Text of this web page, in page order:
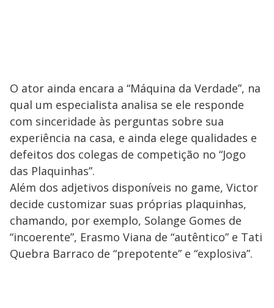
O ator ainda encara a “Máquina da Verdade”, na
qual um especialista analisa se ele responde
com sinceridade às perguntas sobre sua
experiência na casa, e ainda elege qualidades e
defeitos dos colegas de competição no “Jogo
das Plaquinhas”.
Além dos adjetivos disponíveis no game, Victor
decide customizar suas próprias plaquinhas,
chamando, por exemplo, Solange Gomes de
“incoerente”, Erasmo Viana de “autêntico” e Tati
Quebra Barraco de “prepotente” e “explosiva”.